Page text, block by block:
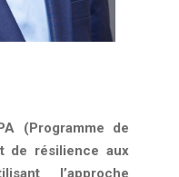
(Programme de
de résilience aux
l’approche